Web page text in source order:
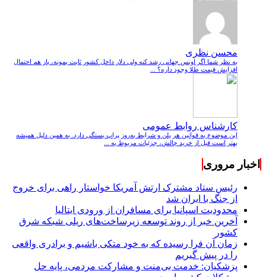
محسن نظری
به نظر شما اگر اونس جهانی رشد کنه ولی دلار داخل کشور ثابت بمونه، باز هم احتمال
افزایش قیمت طلا وجود داره؟ ...
کارشناس روابط عمومی
این موضوع به قوانین هر پلن و شرایط به‌روز پراپ بستگی دارد. به همین دلیل همیشه
بهتر است قبل از خرید چالش، جزئیات مربوط به ...
اخبار مروری
رئیس ستاد مشترک ارتش آمریکا خواستار راهی برای خروج
از جنگ با ایران شد
محدودیت اسپانیا برای مسافران از ورودی ایتالیا
آخرین خبر از روند توسعه زیرساخت‌های ریلی شبکه شرق
کشور
زمان آن فرا رسیده که به خود متکی باشیم و برادری واقعی
را در پیش گیریم
پزشکیان: خدمت بی‌منت و مشارکت مردمی، پایه حل